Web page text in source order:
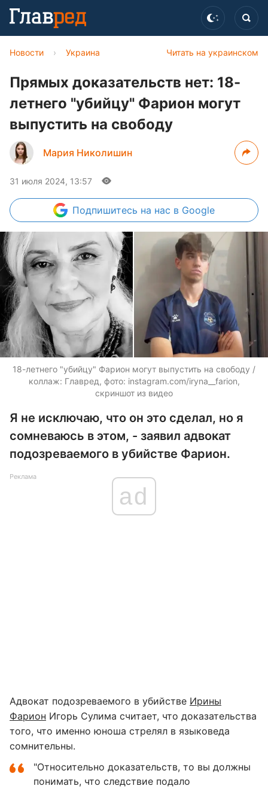
Читать на украинском
Новости › Украина
Прямых доказательств нет: 18-
летнего "убийцу" Фарион могут
выпустить на свободу
Мария Николишин
31 июля 2024, 13:57
Подпишитесь на нас в Google
18-летнего "убийцу" Фарион могут выпустить на свободу /
коллаж: Главред, фото: instagram.com/iryna__farion,
скриншот из видео
Я не исключаю, что он это сделал, но я
сомневаюсь в этом, - заявил адвокат
подозреваемого в убийстве Фарион.
Реклама
ad
Адвокат подозреваемого в убийстве Ирины
Фарион Игорь Сулима считает, что доказательства
того, что именно юноша стрелял в языковеда
сомнительны.
"Относительно доказательств, то вы должны
понимать, что следствие подало